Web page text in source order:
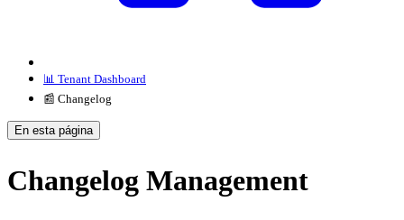
📊 Tenant Dashboard
📰 Changelog
En esta página
Changelog Management